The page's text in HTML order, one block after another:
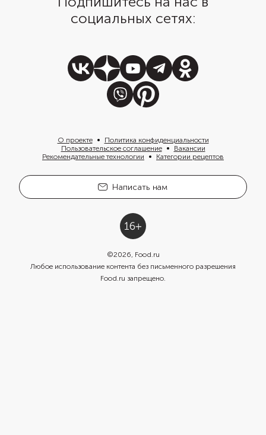
социальных сетях:
О проекте
Политика конфиденциальности
Пользовательское соглашение
Вакансии
Рекомендательные технологии
Категории рецептов
Написать нам
©2026, Food.ru
Любое использование контента без письменного разрешения
Food.ru запрещено.